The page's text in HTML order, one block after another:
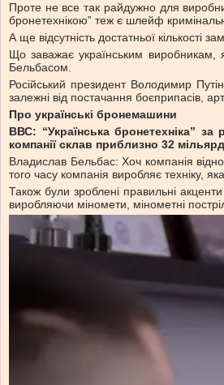
Проте не все так райдужно для
бронетехнікою” теж є шлейф
А ще відсутність достатньої
Що заважає українським виробникам,
Бельбасом.
Російський президент Володимир
залежні від постачання боєприпасів,
Про українські бронемашини
ВВС: “Українська бронетехніка”
компанії склав приблизно 32
Владислав Бельбас: Хоч компанія
того часу компанія виробляє техніку,
Також були зроблені правильні
виробляючи міномети, мінометні